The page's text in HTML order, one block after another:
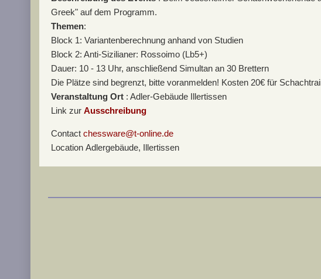
Greek" auf dem Programm.
Themen:
Block 1: Variantenberechnung anhand von Studien
Block 2: Anti-Sizilianer: Rossoimo (Lb5+)
Dauer: 10 - 13 Uhr, anschließend Simultan an 30 Brettern
Die Plätze sind begrenzt, bitte voranmelden! Kosten 20€ für
Veranstaltung Ort : Adler-Gebäude Illertissen
Link zur Ausschreibung
Contact chessware@t-online.de
Location Adlergebäude, Illertissen